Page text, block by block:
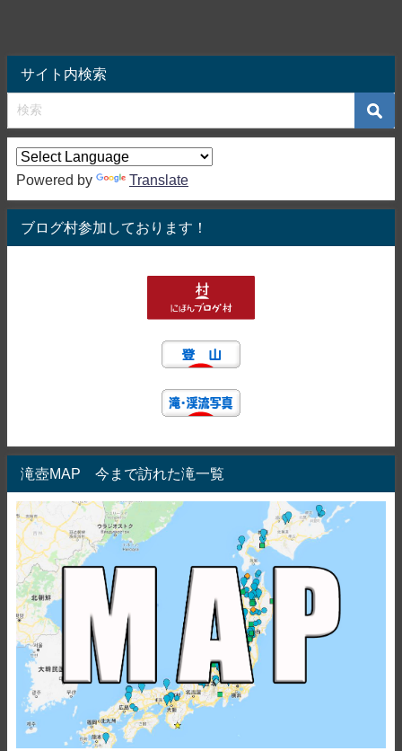
サイト内検索
Powered by Translate
ブログ村参加しております！
滝壺MAP 今まで訪れた滝一覧